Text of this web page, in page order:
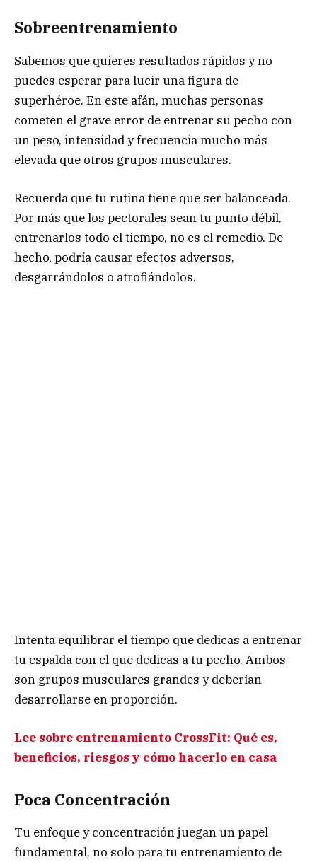
Sobreentrenamiento
Sabemos que quieres resultados rápidos y no
puedes esperar para lucir una figura de
superhéroe. En este afán, muchas personas
cometen el grave error de entrenar su pecho con
un peso, intensidad y frecuencia mucho más
elevada que otros grupos musculares.
Recuerda que tu rutina tiene que ser balanceada.
Por más que los pectorales sean tu punto débil,
entrenarlos todo el tiempo, no es el remedio. De
hecho, podría causar efectos adversos,
desgarrándolos o atrofiándolos.
Intenta equilibrar el tiempo que dedicas a entrenar
tu espalda con el que dedicas a tu pecho. Ambos
son grupos musculares grandes y deberían
desarrollarse en proporción.
Lee sobre entrenamiento CrossFit: Qué es,
beneficios, riesgos y cómo hacerlo en casa
Poca Concentración
Tu enfoque y concentración juegan un papel
fundamental, no solo para tu entrenamiento de